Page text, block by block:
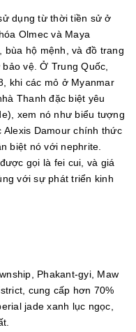
dụng từ thời tiền sử ở
Olmec và Maya
bùa hộ mệnh, và đồ trang
vệ. Ở Trung Quốc,
khi các mỏ ở Myanmar
Thanh đặc biệt yêu
xem nó như biểu tượng
Damour chính thức
biệt nó với nephrite.
gọi là fei cui, và giá
với sự phát triển kinh
Phakant-gyi, Maw
cung cấp hơn 70%
jade xanh lục ngọc,